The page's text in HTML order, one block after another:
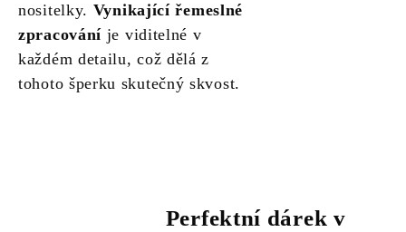
nositelky. Vynikající řemeslné
zpracování je viditelné v
každém detailu, což dělá z
tohoto šperku skutečný skvost.
Perfektní dárek v